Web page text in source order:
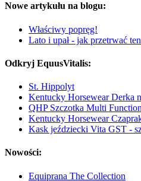
Nowe artykułu na blogu:
Właściwy popręg!
Lato i upał - jak przetrwać
Odkryj EquusVitalis:
St. Hippolyt
Kentucky Horsewear Derka
QHP Szczotka Multi Function
Kentucky Horsewear
Kask jeździecki Vita GST -
Nowości:
Equiprana The Collection